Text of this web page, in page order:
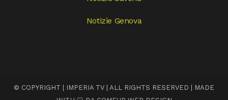
Notizie Genova
© COPYRIGHT | IMPERIA TV | ALL RIGHTS RESERVED | MADE